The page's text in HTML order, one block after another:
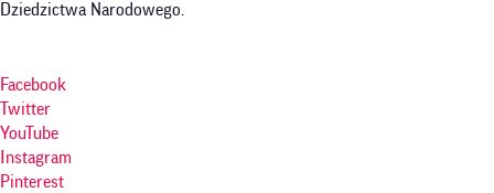
Dziedzictwa Narodowego.
Facebook
Twitter
YouTube
Instagram
Pinterest